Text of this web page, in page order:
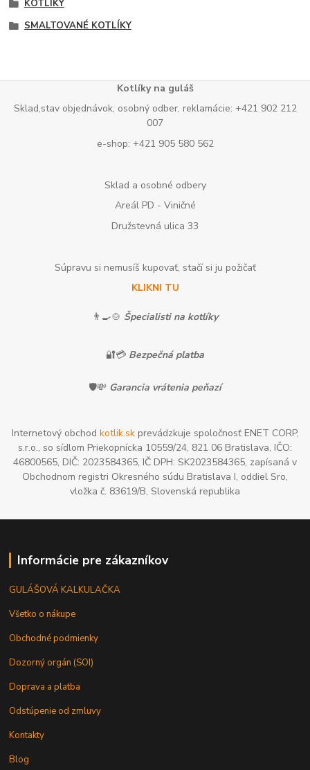
KOTLÍKY
SMALTOVANÉ KOTLÍKY
Kotlíky na guláš
Sklad,stav objednávok, osobný odber, reklamácie: +421 902 212
007
e-shop: +421 905 580 562
Sklad a osobné odbery
Areál PD - Viničné
Družstevná ulica 33
Súpravu si nemusíš kupovať, stačí si ju požičať
KLIKNI TU
👨‍🍳🍲 Špecialisti na kotlíky
🔐💳 Bezpečná platba
🛡️💸 Garancia vrátenia peňazí
Internetový obchod kotlik.skprevádzkuje spoločnosť ENET CORP,
s.r.o., so sídlom Priekopnícka 10559/24, 821 06 Bratislava, IČO:
46800565, DIČ: 2023584365, IČ DPH: SK2023584365, zapísaná v
Obchodnom registri Okresného súdu Bratislava I, oddiel Sro,
vložka č. 83619/B, Slovenská republika
Informácie pre zákazníkov
GULÁŠOVÁ KALKULAČKA
Všetko o nákupe
Obchodné podmienky
Dozorný orgán (SOI)
Doprava a platba
Odstúpenie od zmluvy
Kontakty
Blog